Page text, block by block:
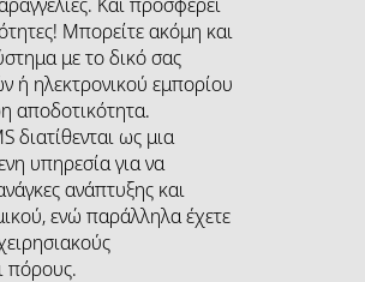
Μπορείτε ακόμη και
με το δικό σας
ή ηλεκτρονικού εμπορίου
αποδοτικότητα.
διατίθενται ως μια
υπηρεσία για να
ανάπτυξης και
ενώ παράλληλα έχετε
πόρους.